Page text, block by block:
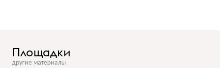
Площадки
другие материалы